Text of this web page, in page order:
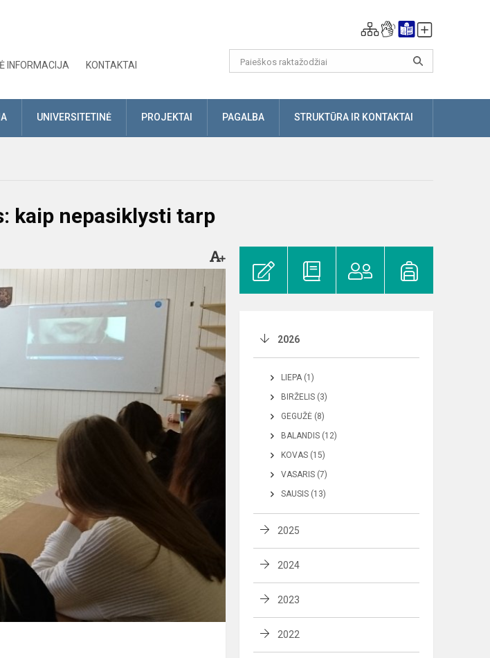
INFORMACIJA KONTAKTAI
UNIVERSITETINĖ PROJEKTAI PAGALBA STRUKTŪRA IR KONTAKTAI
kaip nepasiklysti tarp
2026
LIEPA (1)
BIRŽELIS (3)
GEGUŽĖ (8)
BALANDIS (12)
KOVAS (15)
VASARIS (7)
SAUSIS (13)
2025
2024
2023
2022